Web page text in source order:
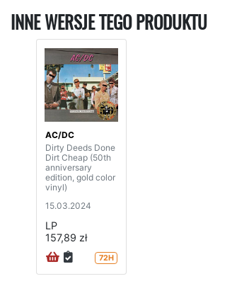
INNE WERSJE TEGO PRODUKTU
AC/DC
Dirty Deeds Done
Dirt Cheap (50th
anniversary
edition, gold color
vinyl)
15.03.2024
LP
157,89 zł
72H